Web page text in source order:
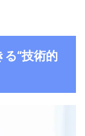
“技術的